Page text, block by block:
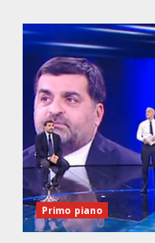
Primo piano